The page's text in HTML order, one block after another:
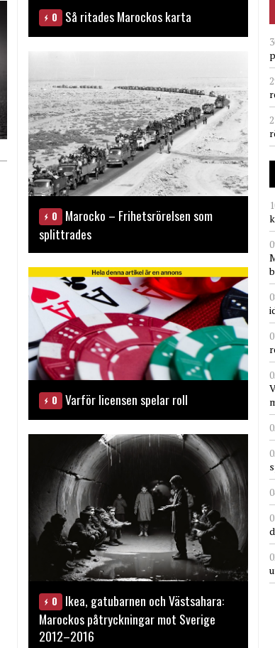
0 Så ritades Marockos karta
0
Marocko – Frihetsrörelsen som
splittrades
0 Varför licensen spelar roll
0
Ikea, gatubarnen och Västsahara:
Marockos påtryckningar mot Sverige
2012–2016